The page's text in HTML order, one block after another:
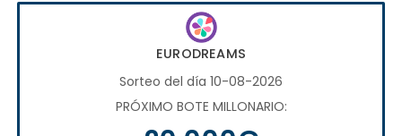
EURODREAMS
Sorteo del día 10-08-2026
PRÓXIMO BOTE MILLONARIO: